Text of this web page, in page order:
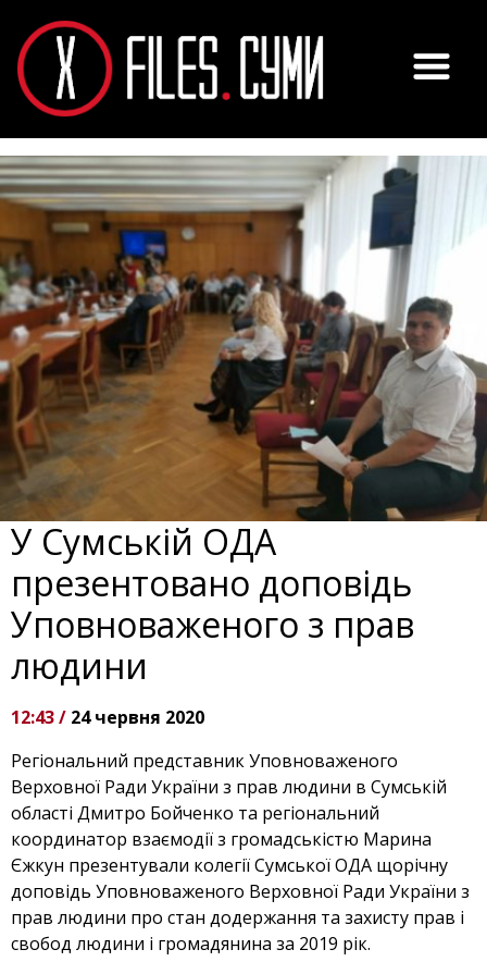
У Сумській ОДА
презентовано доповідь
Уповноваженого з прав
людини
12:43 / 24 червня 2020
Регіональний представник Уповноваженого
Верховної Ради України з прав людини в Сумській
області Дмитро Бойченко та регіональний
координатор взаємодії з громадськістю Марина
Єжкун презентували колегії Сумської ОДА щорічну
доповідь Уповноваженого Верховної Ради України з
прав людини про стан додержання та захисту прав і
свобод людини і громадянина за 2019 рік.